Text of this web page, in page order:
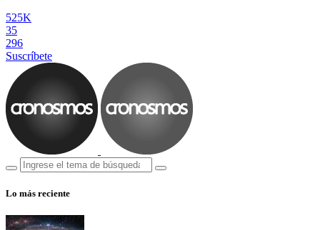
525K
35
296
Suscríbete
Lo más reciente